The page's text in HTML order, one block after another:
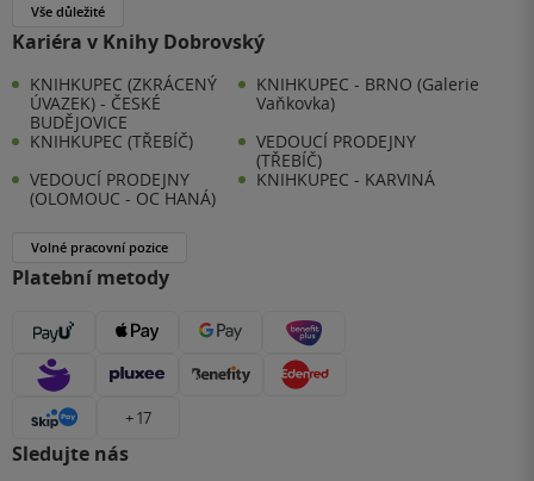
Vše důležité
Kariéra v Knihy Dobrovský
KNIHKUPEC (ZKRÁCENÝ
ÚVAZEK) - ČESKÉ
BUDĚJOVICE
KNIHKUPEC - BRNO (Galerie
Vaňkovka)
KNIHKUPEC (TŘEBÍČ)
VEDOUCÍ PRODEJNY
(TŘEBÍČ)
VEDOUCÍ PRODEJNY
(OLOMOUC - OC HANÁ)
KNIHKUPEC - KARVINÁ
Volné pracovní pozice
Platební metody
+ 17
Sledujte nás